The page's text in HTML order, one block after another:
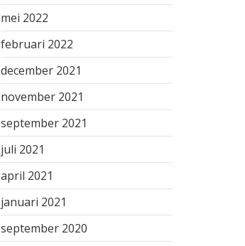
mei 2022
februari 2022
december 2021
november 2021
september 2021
juli 2021
april 2021
januari 2021
september 2020